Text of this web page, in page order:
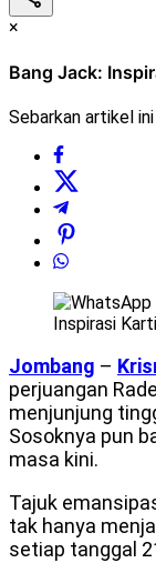
×
Bang Jack:
Sebarkan artikel ini
Inspirasi
Jombang –
perjuangan
menjunjung
Sosoknya pun
masa kini.
Tajuk
tak hanya
setiap tanggal